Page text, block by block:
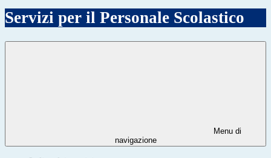
Servizi per il Personale Scolastico
Menu di
navigazione